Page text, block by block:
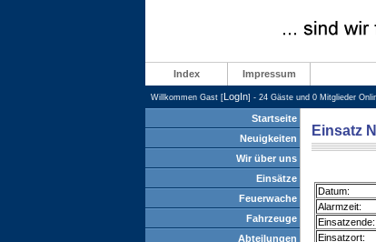
Index Impressum
Willkommen Gast [LogIn] - 24 Gäste und 0 Mitglieder
Startseite
Neuigkeiten
Wir über uns
Einsätze
Feuerwache
Fahrzeuge
Abteilungen
Einsatz
Datum:
Alarmzeit:
Einsatzende:
Einsatzort: